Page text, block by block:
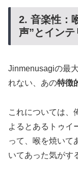
2. 音楽性：
声”とインテ
Jinmenusagiの最
れない、あの特徴
これについては、
よるとあるトゥイ
って、喉を焼いて
いてあった気がす